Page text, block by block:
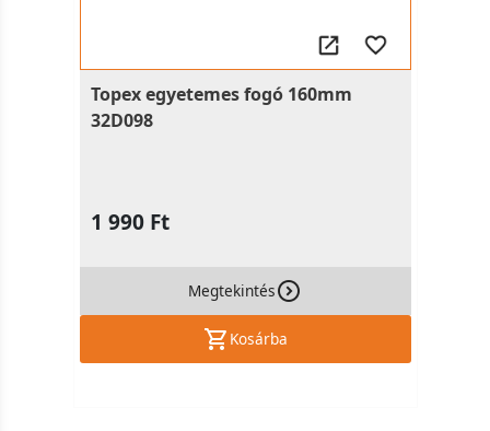
Topex egyetemes fogó 160mm
32D098
1 990 Ft
Megtekintés
Kosárba